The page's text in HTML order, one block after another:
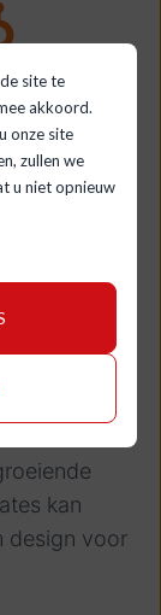
site te
akkoord.
onze site
zullen we
u niet opnieuw
moet
Of om
grote
zelf!) is dat
– not
zeer
kan
design voor